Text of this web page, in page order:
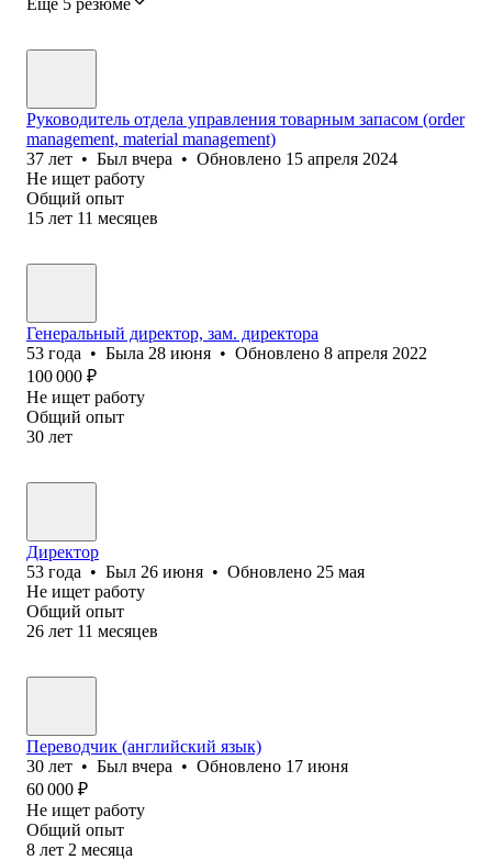
Руководитель отдела управления товарным запасом (order
management, material management)
37 лет • Был вчера • Обновлено 15 апреля 2024
Не ищет работу
Общий опыт
15 лет 11 месяцев
Генеральный директор, зам. директора
53 года • Была 28 июня • Обновлено 8 апреля 2022
100 000 ₽
Не ищет работу
Общий опыт
30 лет
Директор
53 года • Был 26 июня • Обновлено 25 мая
Не ищет работу
Общий опыт
26 лет 11 месяцев
Переводчик (английский язык)
30 лет • Был вчера • Обновлено 17 июня
60 000 ₽
Не ищет работу
Общий опыт
8 лет 2 месяца